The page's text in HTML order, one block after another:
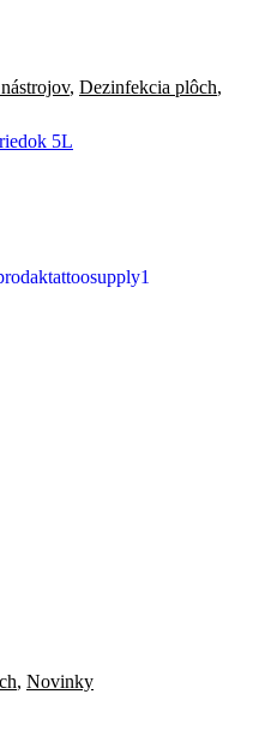
, Dezinfekcia plôch,
5L
, Novinky